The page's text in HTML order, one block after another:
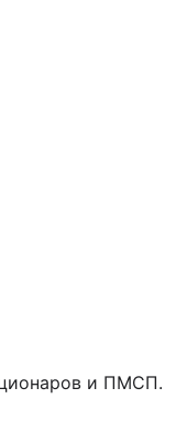
и ПМСП.